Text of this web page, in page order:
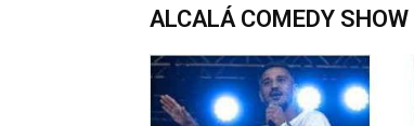
ALCALÁ COMEDY SHOW